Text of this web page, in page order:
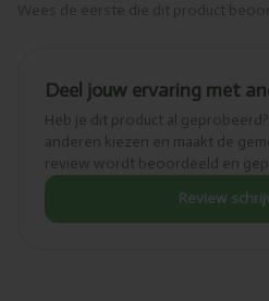
Deel jouw ervaring met
Heb je dit product al
anderen kiezen en maakt de
review wordt beoordeeld en
Review